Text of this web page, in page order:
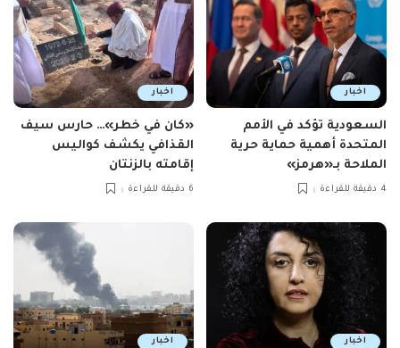
اخبار
السعودية تؤكد في الأمم
المتحدة أهمية حماية حرية
الملاحة بـ«هرمز»
4 دقيقة للقراءة
اخبار
«كان في خطر»… حارس سيف
القذافي يكشف كواليس
إقامته بالزنتان
6 دقيقة للقراءة
اخبار اخبار